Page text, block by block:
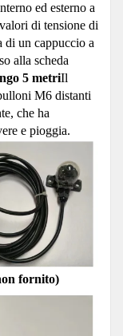
ed esterno a
di tensione di
di un cappuccio a
alla scheda
5 metriIl
M6 distanti
che ha
e pioggia.
fornito)